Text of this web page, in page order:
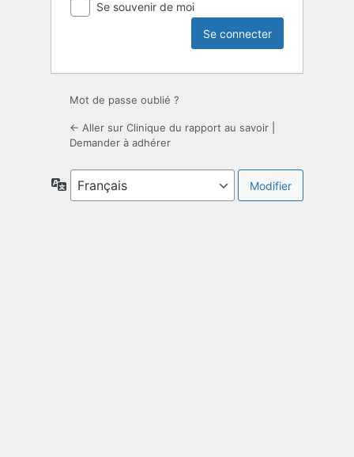
Se souvenir de moi
Mot de passe oublié ?
← Aller sur Clinique du rapport au savoir
Demander à adhérer
Langue